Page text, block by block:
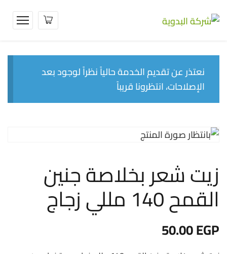
نعتذر عن تقديم الخدمة حالياً نظراً لوجود بعد
الإصلاحات، انتظرونا قريباً
زيت شعر بخلاصة جنين
القمح 140 مللي زجاج
50.00EGP